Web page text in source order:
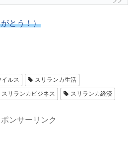
とう！）
イルス
スリランカ生活
スリランカビジネス スリランカ経済
ポンサーリンク